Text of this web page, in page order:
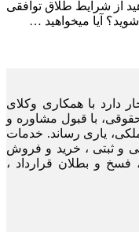
از شرایط طلاق توافقی
آیا میخواهید …
دارد با همکاری وکلای
با قبول مشاوره و
یاری رساند. خدمات
و ثبتی ، خرید و فروش
و بطلان قرارداد ،